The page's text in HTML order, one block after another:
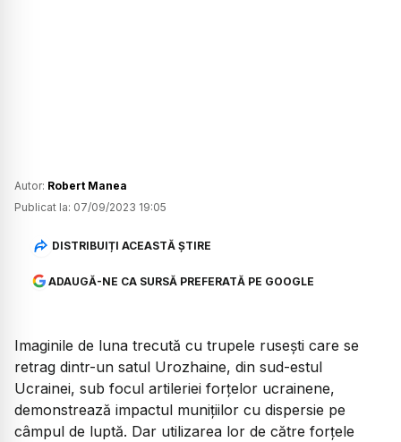
Autor: Robert Manea
Publicat la: 07/09/2023 19:05
DISTRIBUIȚI ACEASTĂ ȘTIRE
ADAUGĂ-NE CA SURSĂ PREFERATĂ PE GOOGLE
Imaginile de luna trecută cu trupele rusești care se
retrag dintr-un satul Urozhaine, din sud-estul
Ucrainei, sub focul artileriei forțelor ucrainene,
demonstrează impactul munițiilor cu dispersie pe
câmpul de luptă. Dar utilizarea lor de către forțele